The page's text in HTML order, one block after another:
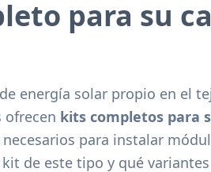
para su
energía solar propio en el
ofrecen kits completos para
para instalar
de este tipo y qué